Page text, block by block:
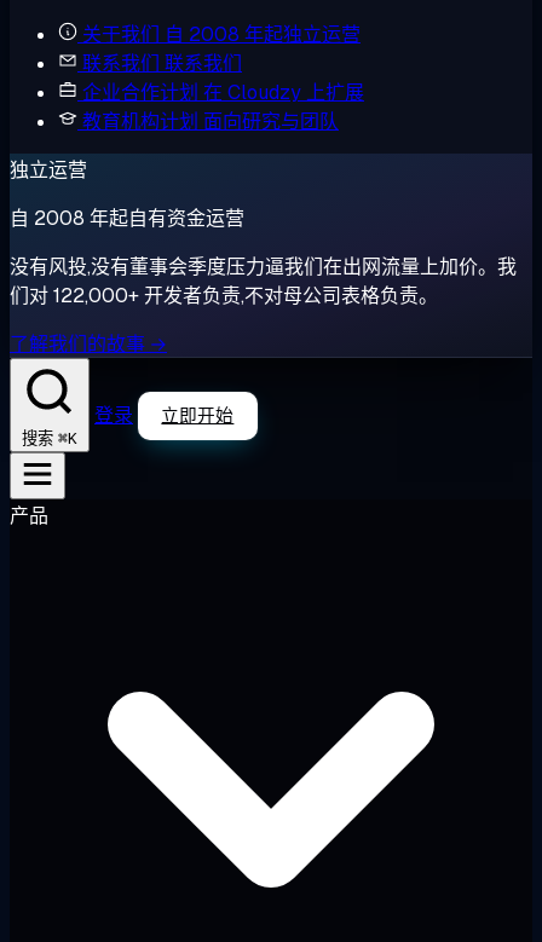
关于我们 自 2008 年起独立运营
联系我们 联系我们
企业合作计划 在 Cloudzy 上扩展
教育机构计划 面向研究与团队
独立运营
自 2008 年起自有资金运营
没有风投,没有董事会季度压力逼我们在出网流量上加价。我
们对 122,000+ 开发者负责,不对母公司表格负责。
了解我们的故事 →
搜索 ⌘K
登录 立即开始
产品